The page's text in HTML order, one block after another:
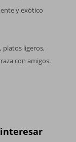
y exótico
platos ligeros,
con amigos.